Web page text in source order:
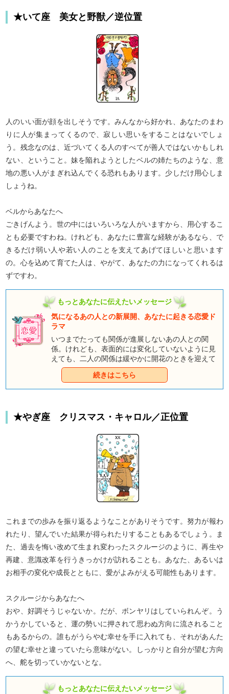
話タロットに相談してみませんか？ 童話に登場す
役買ってくれるはずです。
★いて座 美女と野獣／逆位置
人のいい面が顔を出しそうです。みんなから好かれ、あなたのまわ
りに人が集まってくるので、寂しい思いをすることはないでしょ
う。残念なのは、近づいてくる人のすべてが善人ではないかもしれ
ない、ということ。妹を陥れようとしたベルの姉たちのような、意
地の悪い人がまぎれ込んでくる恐れもあります。少しだけ用心しま
しょうね。
ベルからあなたへ
ごきげんよう。世の中にはいろいろな人がいますから、用心するこ
とも必要ですわね。けれども、あなたに豊富な経験があるなら、で
きるだけ弱い人や若い人のことを支えてあげてほしいと思います
の。心を込めて育てた人は、やがて、あなたの力になってくれるは
ずですわ。
もっとあなたに伝えたいメッセージ
気になるあの人との新展開、あなたに起きる恋愛ド
ラマ
いつまでたっても関係が進展しないあの人との関
係。けれども、表面的には変化していないように見
えても、二人の関係は緩やかに開花のときを迎えて
いるのですよ。ここでは、あなたとあの人の恋の新
展開と、この先起きる、恋のドラマについて見てい
きましょう。童話タロットがあなたの恋の核心を占
続きはこちら
★やぎ座 クリスマス・キャロル／正位置
これまでの歩みを振り返るようなことがありそうです。努力が報わ
れたり、望んでいた結果が得られたりすることもあるでしょう。ま
た、過去を悔い改めて生まれ変わったスクルージのように、再生や
再建、意識改革を行うきっかけが訪れることも。あなた、あるいは
お相手の変化や成長とともに、愛がよみがえる可能性もあります。
スクルージからあなたへ
おや、好調そうじゃないか。だが、ボンヤリはしていられんぞ。う
かうかしていると、運の勢いに押されて思わぬ方向に流されること
もあるからの。誰もがうらやむ幸せを手に入れても、それがあんた
の望む幸せと違っていたら意味がない。しっかりと自分が望む方向
へ、舵を切っていかないとな。
もっとあなたに伝えたいメッセージ